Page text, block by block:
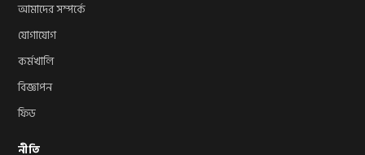
আমাদের সম্পর্কে
যোগাযোগ
কর্মখালি
বিজ্ঞাপন
ফিড
নীতি